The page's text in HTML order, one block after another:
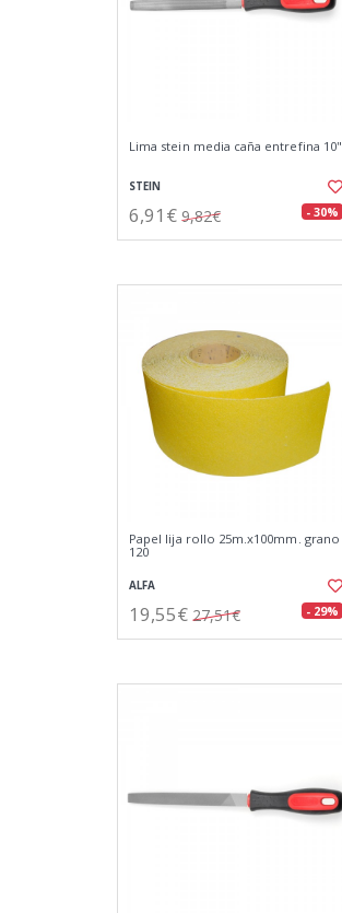
Lima stein media caña entrefina 10"
STEIN
6,91€ 9,82€ - 30%
Papel lija rollo 25m.x100mm. grano
120
ALFA
19,55€ 27,51€ - 29%